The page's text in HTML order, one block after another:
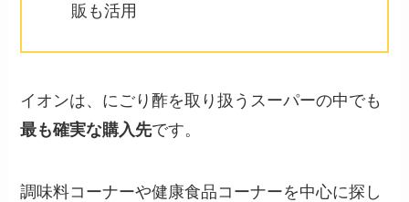
販も活用
イオンは、にごり酢を取り扱うスーパーの中でも
最も確実な購入先です。
調味料コーナーや健康食品コーナーを中心に探し